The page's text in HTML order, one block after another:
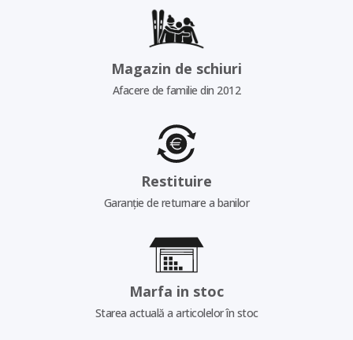
Magazin de schiuri
Afacere de familie din 2012
Restituire
Garanție de returnare a banilor
Marfa in stoc
Starea actuală a articolelor în stoc